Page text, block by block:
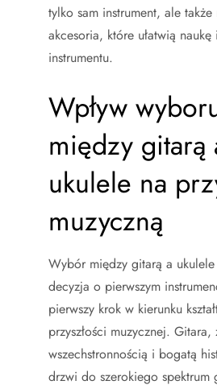
tylko sam instrument, ale
akcesoria, które ułatwią
instrumentu.
Wpływ
między gitarą
ukulele na
muzyczną
Wybór między gitarą a
decyzja o pierwszym
pierwszy krok w kierunku
przyszłości muzycznej. Gitara,
wszechstronnością i bogatą
drzwi do szerokiego spektrum